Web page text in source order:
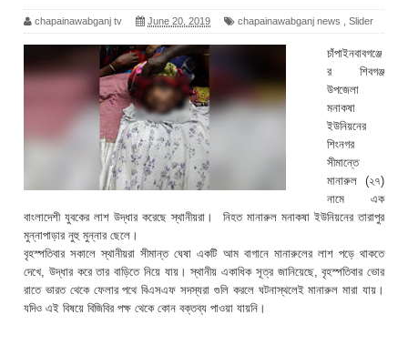
chapainawabganj tv June 20, 2019 chapainawabganj news Slider
চাঁপাইনবাবগঞ্জে
র শিবগঞ্জ
উপজেলা
মনাকষা
ইউনিয়নের
শিংনগর
সীমান্তে
মানারুল (২৭)
নামে এক
বাংলাদেশী যুবকের লাশ উদ্ধার করেছে স্থানীয়রা। নিহত মানারুল মনাকষা ইউনিয়নের তারাপুর
মুন্নাপাড়ার নুহু মুন্নার ছেলে।
বৃহস্পতিবার সকালে স্থানীয়রা সীমান্ত ঘেষা একটি আম বাগানে মানারুলের লাশ পড়ে থাকতে
দেখে, উদ্ধার করে তার বাড়িতে নিয়ে যায়। স্থানীয় একাধিক সূত্র জানিয়েছে, বৃহস্পতিবার ভোর
রাতে ভারত থেকে ফেলার পথে বিএসএফ সদস্যরা গুলি করলে ঘটনাস্থলেই মানারুল মারা যায়।
যদিও এই বিষয়ে বিজিবির পক্ষ থেকে কোন বক্তব্য পাওয়া যায়নি।